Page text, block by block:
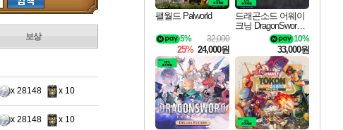
보상
x 28148 x 10
x 28148 x 10
팰월드 Palworld
32,000
5%
25% 24,000원
드래곤소드 어웨이
크닝 DragonSword A
10%
33,000원